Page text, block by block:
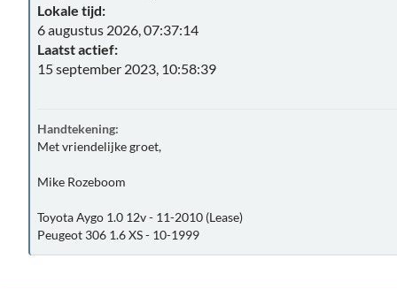
Lokale tijd:
6 augustus 2026, 07:37:14
Laatst actief:
15 september 2023, 10:58:39
Handtekening:
Met vriendelijke groet,
Mike Rozeboom
Toyota Aygo 1.0 12v - 11-2010 (Lease)
Peugeot 306 1.6 XS - 10-1999